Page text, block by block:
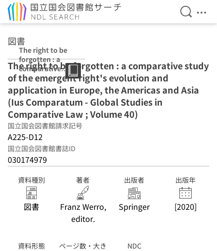
検索を
メ
図書
The right to be
forgotten : a
comparative
study of the
emergent
right's evolution
and application
in Europe, the
Americas and
Asia (Ius
Comparatum -
Global Studies
in Comparative
Law ; Volume
40)
The right to be forgotten : a comparative study
of the emergent right's evolution and
application in Europe, the Americas and Asia
(Ius Comparatum - Global Studies in
Comparative Law ; Volume 40)
国立国会図書館請求記号
A225-D12
国立国会図書館書誌ID
030174979
資料種別
図書
著者
Franz Werro,
editor.
出版者
Springer
出版年
[2020]
資料形態
ページ数・大き
NDC